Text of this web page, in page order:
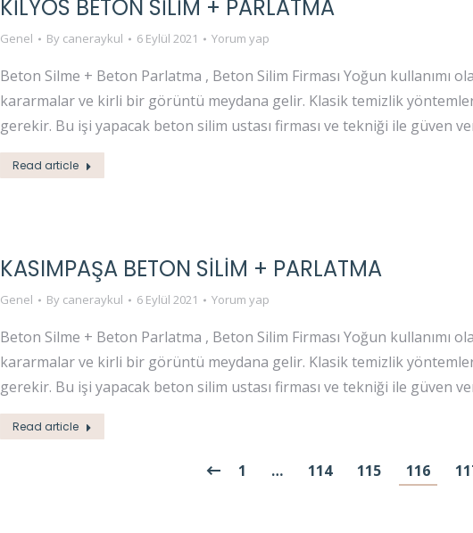
KİLYOS BETON SİLİM + PARLATMA
Genel By caneraykul 6 Eylül 2021 Yorum yap
Beton Silme + Beton Parlatma , Beton Silim Firması Yoğun kullanımı
kararmalar ve kirli bir görüntü meydana gelir. Klasik temizlik
gerekir. Bu işi yapacak beton silim ustası firması ve tekniği ile güven
Read article
KASIMPAŞA BETON SİLİM + PARLATMA
Genel By caneraykul 6 Eylül 2021 Yorum yap
Beton Silme + Beton Parlatma , Beton Silim Firması Yoğun kullanımı
kararmalar ve kirli bir görüntü meydana gelir. Klasik temizlik
gerekir. Bu işi yapacak beton silim ustası firması ve tekniği ile güven
Read article
1 … 114 115 116